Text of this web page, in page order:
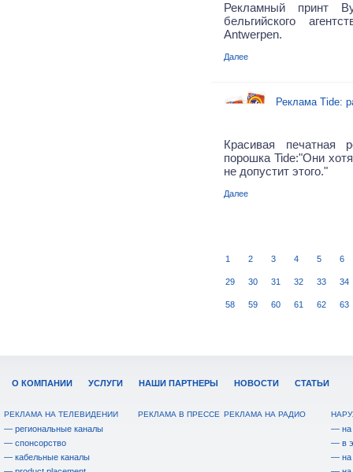
Рекламный принт
бельгийского
Antwerpen.
Далее
Реклама Tide:
Красивая печатная
порошка Tide:"Они
не допустит этого."
Далее
1 2 3 4 5 6
29 30 31 32 33 34
58 59 60 61 62 63
О КОМПАНИИ УСЛУГИ НАШИ ПАРТНЕРЫ НОВОСТИ СТАТЬИ
РЕКЛАМА НА ТЕЛЕВИДЕНИИ
— региональные каналы
— спонсорство
— кабельные каналы
РЕКЛАМА В ПРЕССЕ РЕКЛАМА НА РАДИО
— на
— в
— на